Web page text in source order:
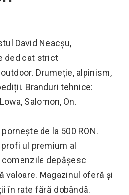
David Neacșu,
dedicat strict
Drumeție, alpinism,
Branduri tehnice:
Salomon, On.
de la 500 RON.
premium al
depășesc
valoare. Magazinul oferă și
în rate fără dobândă.